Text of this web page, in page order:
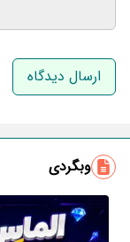
نام و نام خانوادگی
وبگردی